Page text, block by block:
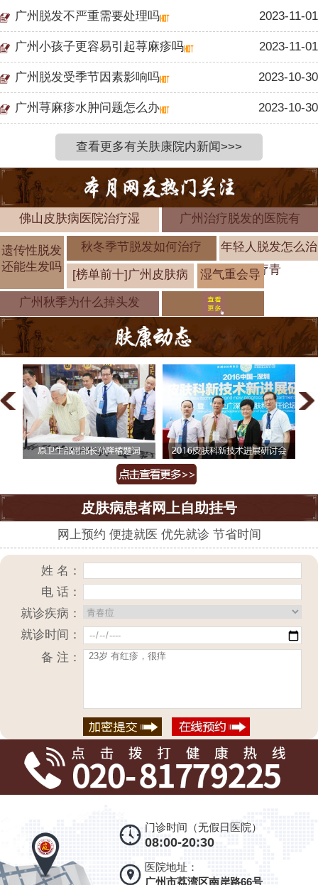
广州脱发不严重需要处理吗 2023-11-01
广州小孩子更容易引起荨麻疹吗 2023-11-01
广州脱发受季节因素影响吗 2023-10-30
广州荨麻疹水肿问题怎么办 2023-10-30
查看更多有关肤康院内新闻>>>
佛山皮肤病医院治疗湿 广州治疗脱发的医院有
遗传性脱发
还能生发吗
秋冬季节脱发如何治疗
年轻人脱发怎么治
疗青
[榜单前十]广州皮肤病
疗
湿气重会导
致脱发吗 湿
广州秋季为什么掉头发
皮肤病患者网上自助挂号
网上预约 便捷就医 优先就诊 节省时间
姓 名：
电 话：
就诊疾病：
就诊时间：
备 注：
门诊时间（无假日医院）
08:00-20:30
医院地址：
广州市荔湾区南岸路66号